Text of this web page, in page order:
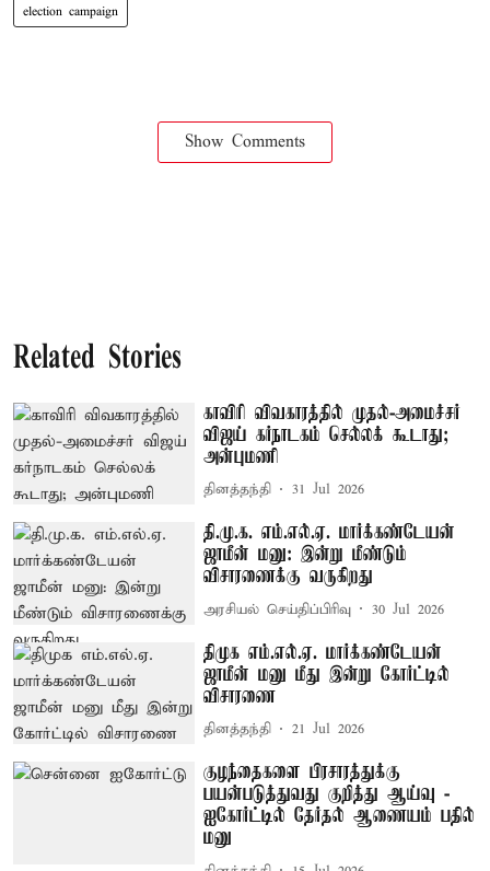
election campaign
Show Comments
Related Stories
காவிரி விவகாரத்தில் முதல்-அமைச்சர்
விஜய் கர்நாடகம் செல்லக் கூடாது;
அன்புமணி
தினத்தந்தி 31 Jul 2026
தி.மு.க. எம்.எல்.ஏ. மார்க்கண்டேயன்
ஜாமீன் மனு: இன்று மீண்டும்
விசாரணைக்கு வருகிறது
அரசியல் செய்திப்பிரிவு 30 Jul 2026
திமுக எம்.எல்.ஏ. மார்க்கண்டேயன்
ஜாமீன் மனு மீது இன்று கோர்ட்டில்
விசாரணை
தினத்தந்தி 21 Jul 2026
குழந்தைகளை பிரசாரத்துக்கு
பயன்படுத்துவது குறித்து ஆய்வு -
ஐகோர்ட்டில் தேர்தல் ஆணையம் பதில்
மனு